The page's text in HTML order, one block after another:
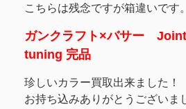
こちらは残念ですが箱違いです。
ガンクラフト×バサー
tuning 完品
珍しいカラー買取出来ました！
お持ち込みありがとうございま